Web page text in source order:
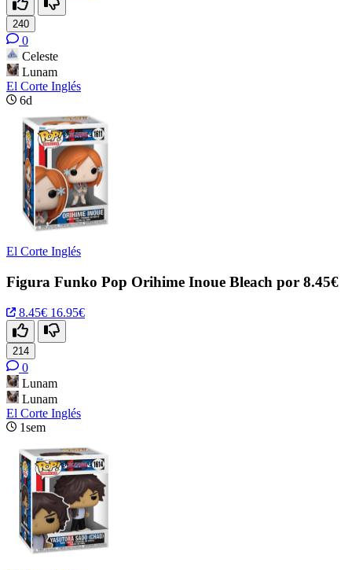
240
0
Celeste
Lunam
El Corte Inglés
6d
El Corte Inglés
Figura Funko Pop Orihime Inoue Bleach por 8.45€
8.45€ 16.95€
214
0
Lunam
Lunam
El Corte Inglés
1sem